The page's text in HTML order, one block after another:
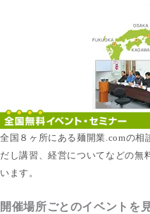
全国８ヶ所にある麺開業.comの相
だし講習、経営についてなどの無
います。
開催場所ごとのイベントを